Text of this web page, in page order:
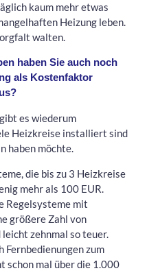
kaum mehr etwas
Heizung leben.
walten.
haben Sie auch noch
als Kostenfaktor
es wiederum
Heizkreise installiert sind
haben möchte.
die bis zu 3 Heizkreise
mehr als 100 EUR.
Regelsysteme mit
größere Zahl von
zehnmal so teuer.
Fernbedienungen zum
schon mal über die 1.000